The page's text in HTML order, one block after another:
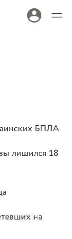
БПЛА
лишился 18
на